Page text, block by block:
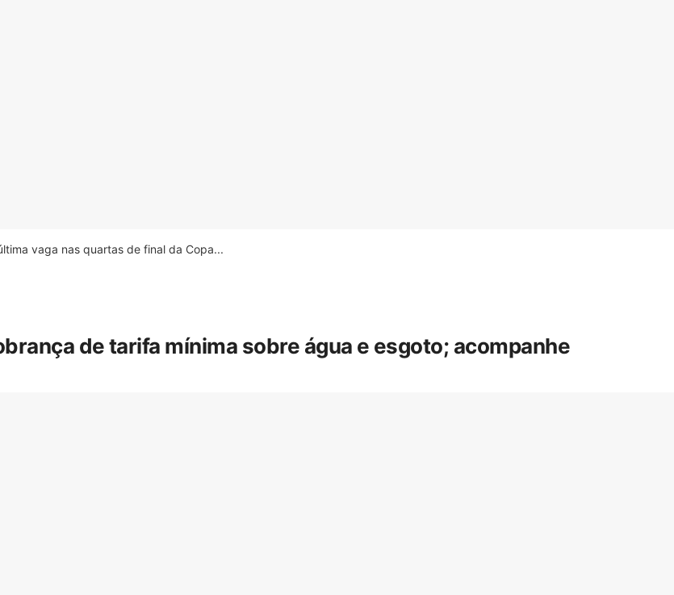
vaga nas quartas de final da Copa...
de tarifa mínima sobre água e esgoto; acompanhe